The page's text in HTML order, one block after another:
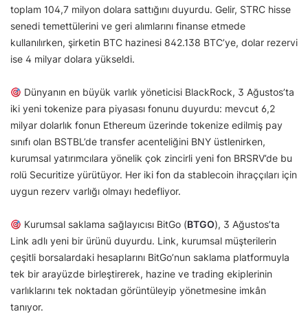
toplam 104,7 milyon dolara sattığını duyurdu. Gelir, STRC hisse
senedi temettülerini ve geri alımlarını finanse etmede
kullanılırken, şirketin BTC hazinesi 842.138 BTC’ye, dolar rezervi
ise 4 milyar dolara yükseldi.
Dünyanın en büyük varlık yöneticisi BlackRock, 3 Ağustos’ta
iki yeni tokenize para piyasası fonunu duyurdu: mevcut 6,2
milyar dolarlık fonun Ethereum üzerinde tokenize edilmiş pay
sınıfı olan BSTBL’de transfer acenteliğini BNY üstlenirken,
kurumsal yatırımcılara yönelik çok zincirli yeni fon BRSRV’de bu
rolü Securitize yürütüyor. Her iki fon da stablecoin ihraççıları için
uygun rezerv varlığı olmayı hedefliyor.
Kurumsal saklama sağlayıcısı BitGo (BTGO), 3 Ağustos’ta
Link adlı yeni bir ürünü duyurdu. Link, kurumsal müşterilerin
çeşitli borsalardaki hesaplarını BitGo’nun saklama platformuyla
tek bir arayüzde birleştirerek, hazine ve trading ekiplerinin
varlıklarını tek noktadan görüntüleyip yönetmesine imkân
tanıyor.